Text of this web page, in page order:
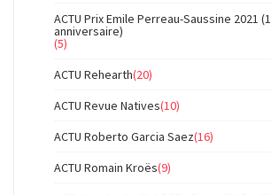
ACTU Prix Emile Perreau-Saussine 2021
anniversaire)
(5)
ACTU Rehearth(20)
ACTU Revue Natives(10)
ACTU Roberto Garcia Saez(16)
ACTU Romain Kroës(9)